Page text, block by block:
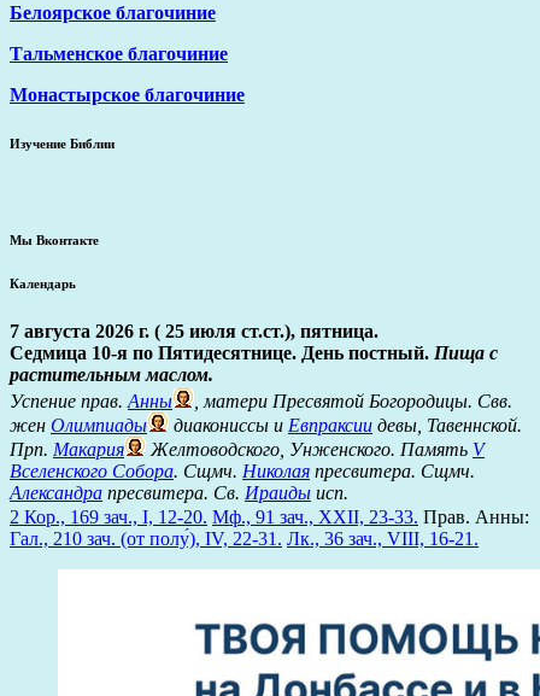
Белоярское благочиние
Тальменское благочиние
Монастырское благочиние
Изучение Библии
Мы Вконтакте
Календарь
7 августа 2026 г. ( 25 июля ст.ст.), пятница.
Седмица 10-я по Пятидесятнице. День постный. Пища с
растительным маслом.
Успение прав.Анны
, матери Пресвятой Богородицы. Свв.
жен Олимпиады диакониссы и Евпраксии девы, Тавеннской.
Прп. Макария Желтоводского, Унженского. Память V
Вселенского Собора. Сщмч. Николая пресвитера. Сщмч.
Александра пресвитера. Св. Ираиды исп.
2 Кор., 169 зач., I, 12-20. Мф., 91 зач., XXII, 23-33. Прав. Анны:
Гал., 210 зач. (от полу́), IV, 22-31. Лк., 36 зач., VIII, 16-21.